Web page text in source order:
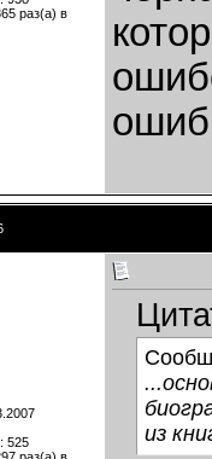
раз(а) в
525
из